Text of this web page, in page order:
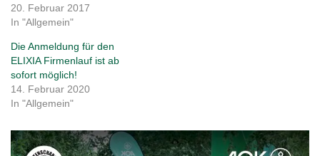
20. Februar 2017
In "Allgemein"
Die Anmeldung für den
ELIXIA Firmenlauf ist ab
sofort möglich!
14. Februar 2020
In "Allgemein"